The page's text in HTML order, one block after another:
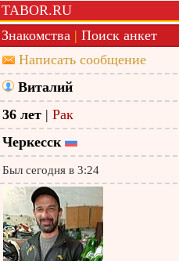
TABOR.RU
Знакомства | Поиск анкет
Написать сообщение
Виталий
36 лет | Рак
Черкесск
Был сегодня в 3:24